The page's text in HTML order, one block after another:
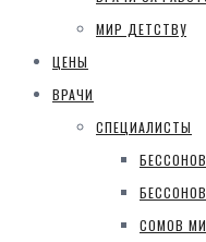
МИР ДЕТСТВУ
ЦЕНЫ
ВРАЧИ
СПЕЦИАЛИСТЫ
СОМОВ